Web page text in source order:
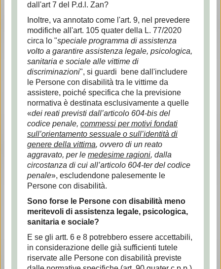
dall'art 7 del P.d.l. Zan?
Inoltre, va annotato come l'art. 9, nel prevedere
modifiche all'art. 105 quater della L. 77/2020
circa lo "speciale programma di assistenza
volto a garantire assistenza legale, psicologica,
sanitaria e sociale alle vittime di
discriminazioni", si guardi bene dall'includere
le Persone con disabilità tra le vittime da
assistere, poiché specifica che la previsione
normativa è destinata esclusivamente a quelle
«dei reati previsti dall’articolo 604-bis del
codice penale, commessi permotivi fondati
sull’orientamento sessuale o sull’identità di
genere della vittima, ovvero di un reato
aggravato, per le medesime ragioni, dalla
circostanza di cui all’articolo 604-ter del codice
penale», escludendone palesemente le
Persone con disabilità.
Sono forse le Persone con disabilità meno
meritevoli di assistenza legale, psicologica,
sanitaria e sociale?
E se gli artt. 6 e 8 potrebbero essere accettabili,
in considerazione delle già sufficienti tutele
riservate alle Persone con disabilità previste